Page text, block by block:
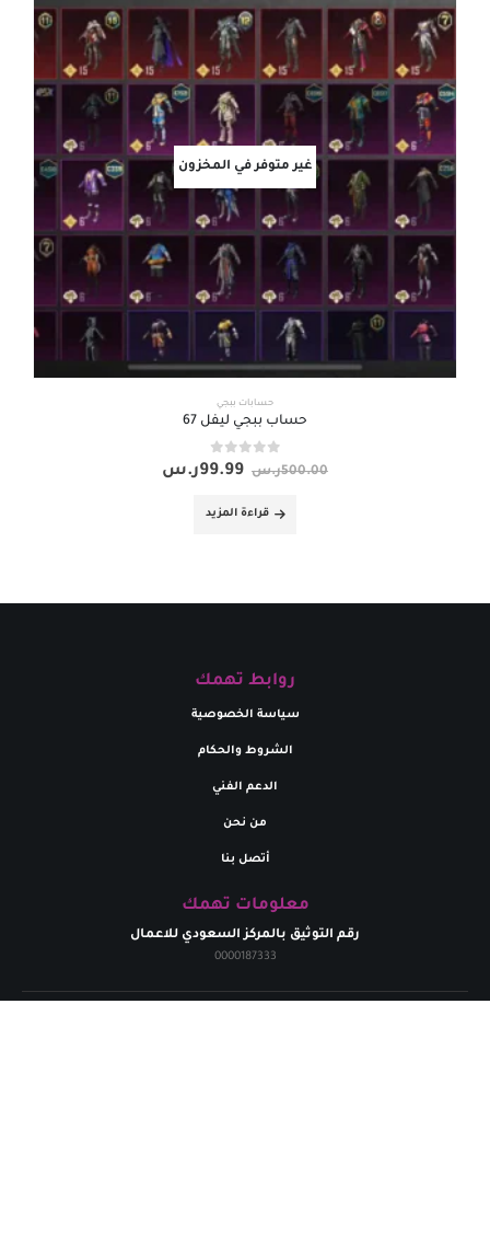
غير متوفر في المخزون
حسابات ببجي
حساب ببجي ليفل 67
500.00ر.س 99.99ر.س
قراءة المزيد
روابط تهمك
سياسة الخصوصية
الشروط والحكام
الدعم الفني
من نحن
أتصل بنا
معلومات تهمك
رقم التوثيق بالمركز السعودي للاعمال
0000187333